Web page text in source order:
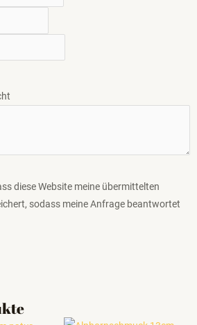
diese Website meine übermittelten
sodass meine Anfrage beantwortet